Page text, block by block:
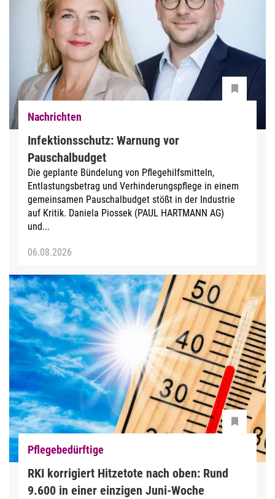
Nachrichten
Infektionsschutz: Warnung vor
Pauschalbudget
Die geplante Bündelung von Pflegehilfsmitteln,
Entlastungsbetrag und Verhinderungspflege in einem
gemeinsamen Pauschalbudget stößt in der Industrie
auf Kritik. Daniela Piossek (PAUL HARTMANN AG)
und...
06.08.2026
Pflegebedürftige
RKI korrigiert Hitzetote nach oben: Rund
9.600 in einer einzigen Juni-Woche